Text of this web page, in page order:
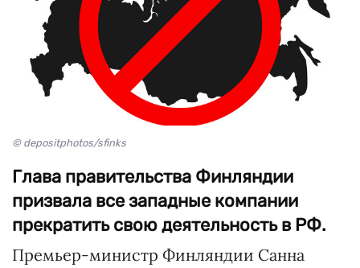
© depositphotos/sfinks
Глава правительства Финляндии
призвала все западные компании
прекратить свою деятельность в РФ.
Премьер-министр Финляндии Санна